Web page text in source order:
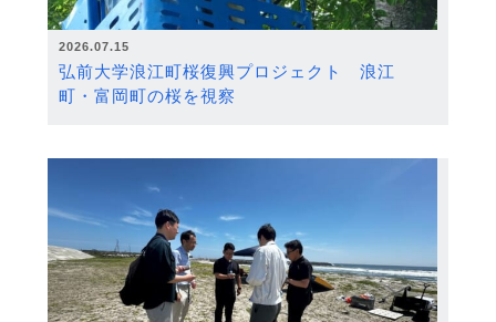
2026.07.15
弘前大学浪江町桜復興プロジェクト 浪江
町・富岡町の桜を視察